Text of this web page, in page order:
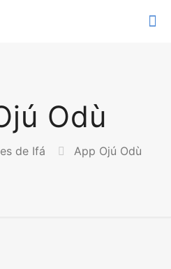
Odù
de Ifá App Ojú Odù